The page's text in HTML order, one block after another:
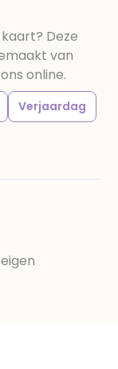
de activiteit en
Deze
van
online.
Verjaardag